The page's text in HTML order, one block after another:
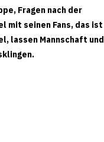
Fragen nach der
mit seinen Fans, das ist
lassen Mannschaft und